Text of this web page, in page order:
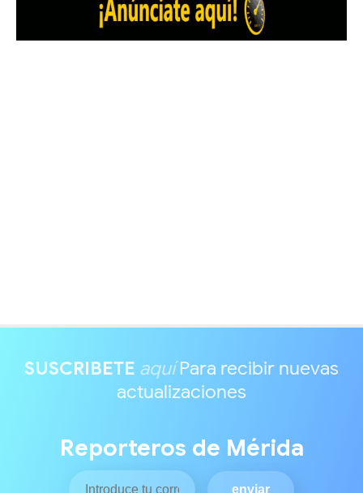
SUSCRIBETE aquíPara recibir nuevas
actualizaciones
Reporteros de Mérida